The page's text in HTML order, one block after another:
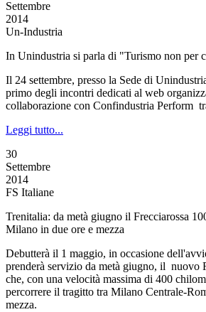
Settembre
2014
Un-Industria
In Unindustria si parla di "Turismo non per
Il 24 settembre, presso la Sede di
primo degli incontri dedicati al web
collaborazione con Confindustria Perform
Leggi tutto...
30
Settembre
2014
FS Italiane
Trenitalia: da metà giugno il Frecciarossa
Milano in due ore e mezza
Debutterà il 1 maggio, in occasione
prenderà servizio da metà giugno, il nuovo
che, con una velocità massima di 400
percorrere il tragitto tra Milano Centrale-
mezza.